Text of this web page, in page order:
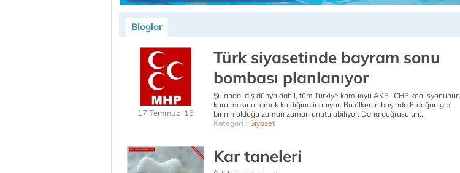
Bloglar
17 Temmuz '15
Türk siyasetinde bayram sonu
bombası planlanıyor
Şu anda, dış dünya dahil, tüm Türkiye kamuoyu AKP- CHP koalisyonunun
kurulmasına ramak kaldığına inanıyor. Bu ülkenin başında Erdoğan gibi
birinin olduğu zaman zaman unutulabiliyor. Daha doğrusu un..
Kategori : Siyaset
Kar taneleri